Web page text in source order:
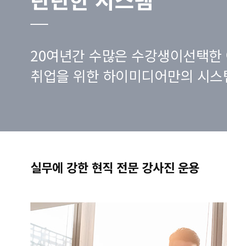
20여년간 수많은 수강생이선택한
취업을 위한 하이미디어만의 시
실무에 강한 현직 전문 강사진 운용